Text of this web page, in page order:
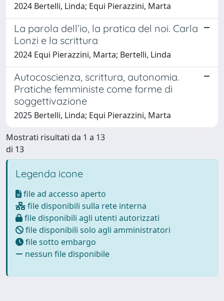
2024 Bertelli, Linda; Equi Pierazzini, Marta
La parola dell’io, la pratica del noi. Carla
Lonzi e la scrittura
2024 Equi Pierazzini, Marta; Bertelli, Linda
Autocoscienza, scrittura, autonomia.
Pratiche femministe come forme di
soggettivazione
2025 Bertelli, Linda; Equi Pierazzini, Marta
Mostrati risultati da 1 a 13
di 13
Legenda icone
file ad accesso aperto
file disponibili sulla rete interna
file disponibili agli utenti autorizzati
file disponibili solo agli amministratori
file sotto embargo
nessun file disponibile